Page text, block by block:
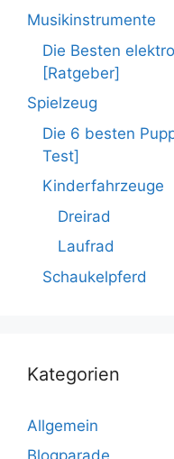
Musikinstrumente
Die Besten
[Ratgeber]
Spielzeug
Die 6 besten
Test]
Kinderfahrzeuge
Dreirad
Laufrad
Schaukelpferd
Kategorien
Allgemein
Blogparade